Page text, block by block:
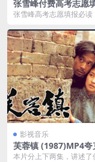
张雪峰付费高考志愿
课程 原价3999
张雪峰高考志愿填报必读
程、填报规则志愿...
影视音乐
芙蓉镇 (1987)MP4夸
载
本片分上下两集，讲述了